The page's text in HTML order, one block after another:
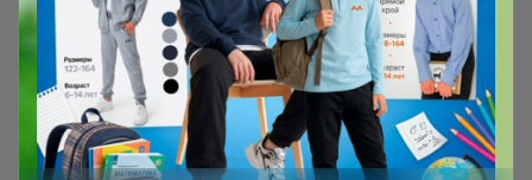
корневой системой и с закрытой (в горшках).
Поставка начнется в сентябре. Рекомендуемое
время посадки — конец сентября, начало
октября. Закупка рядная
Эльф